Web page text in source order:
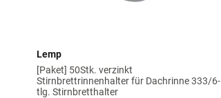
Lemp
[Paket] 50Stk. verzinkt
Stirnbrettrinnenhalter für Dachrinne 333/6-
tlg. Stirnbretthalter